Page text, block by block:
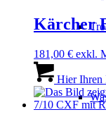
Kärcher
181,00 € exkl.
Hier Ihren